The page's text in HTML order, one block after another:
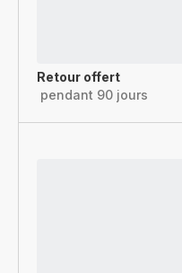
Retour offert
pendant 90 jours